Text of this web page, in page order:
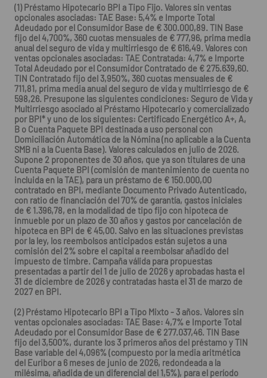
(1) Préstamo Hipotecario BPI a Tipo Fijo. Valores sin ventas
opcionales asociadas: TAE Base: 5,4% e Importe Total
Adeudado por el Consumidor Base de € 300.000,89. TIN Base
fijo del 4,700%, 360 cuotas mensuales de € 777,96, prima media
anual del seguro de vida y multirriesgo de € 616,49. Valores con
ventas opcionales asociadas: TAE Contratada: 4,7% e Importe
Total Adeudado por el Consumidor Contratado de € 275.639,60.
TIN Contratado fijo del 3,950%, 360 cuotas mensuales de €
711,81, prima media anual del seguro de vida y multirriesgo de €
598,26. Presupone las siguientes condiciones: Seguro de Vida y
Multirriesgo asociado al Préstamo Hipotecario y comercializado
por BPI* y uno de los siguientes: Certificado Energético A+, A,
B o Cuenta Paquete BPI destinada a uso personal con
Domiciliación Automática de la Nómina (no aplicable a la Cuenta
SMB ni a la Cuenta Base). Valores calculados en julio de 2026.
Supone 2 proponentes de 30 años, que ya son titulares de una
Cuenta Paquete BPI (comisión de mantenimiento de cuenta no
incluida en la TAE), para un préstamo de € 150.000,00
contratado en BPI, mediante Documento Privado Autenticado,
con ratio de financiación del 70% de garantía, gastos iniciales
de € 1.396,78, en la modalidad de tipo fijo con hipoteca de
inmueble por un plazo de 30 años y gastos por cancelación de
hipoteca en BPI de € 45,00. Salvo en las situaciones previstas
por la ley, los reembolsos anticipados están sujetos a una
comisión del 2% sobre el capital a reembolsar añadido del
impuesto de timbre. Campaña válida para propuestas
presentadas a partir del 1 de julio de 2026 y aprobadas hasta el
31 de diciembre de 2026 y contratadas hasta el 31 de marzo de
2027 en BPI.
(2) Préstamo Hipotecario BPI a Tipo Mixto - 3 años. Valores sin
ventas opcionales asociadas: TAE Base: 4,7% e Importe Total
Adeudado por el Consumidor Base de € 277.037,46. TIN Base
fijo del 3,500%, durante los 3 primeros años del préstamo y TIN
Base variable del 4,096% (compuesto por la media aritmética
del Euribor a 6 meses de junio de 2026, redondeada a la
milésima, añadida de un diferencial del 1,5%), para el período